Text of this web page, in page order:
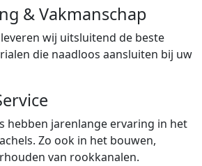
& Vakmanschap
wij uitsluitend de beste
die naadloos aansluiten bij uw
hebben jarenlange ervaring in het
Zo ook in het bouwen,
van rookkanalen.